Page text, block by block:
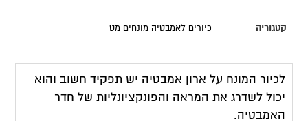
קטגוריה כיורים לאמבטיה מונחים מט
לכיור המונח על ארון אמבטיה יש תפקיד חשוב והוא
יכול לשדרג את המראה והפונקציונליות של חדר
האמבטיה.